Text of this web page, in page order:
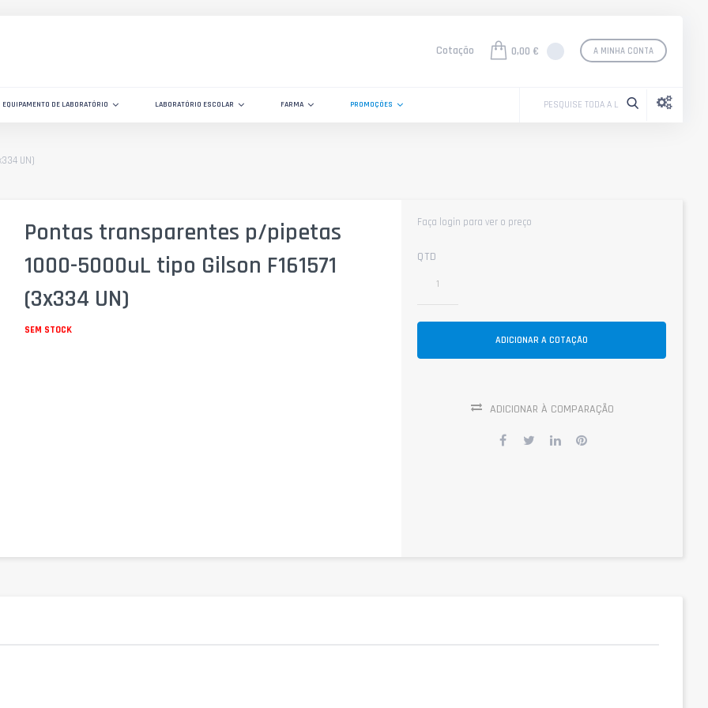
0,00 €
Cotação A MINHA CONTA
EQUIPAMENTO DE LABORATÓRIO LABORATÓRIO ESCOLAR FARMA PROMOÇÕES
UN)
Pontas transparentes p/pipetas
1000-5000uL tipo Gilson F161571
(3x334 UN)
SEM STOCK
Faça login para ver o preço
QTD
ADICIONAR A COTAÇÃO
ADICIONAR À COMPARAÇÃO